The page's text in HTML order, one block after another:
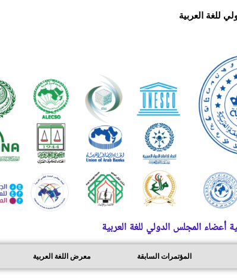
للغة العربية
أعضاء المجلس الدولي للغة العربية
المؤتمرات السابقة معرض اللغة العربية